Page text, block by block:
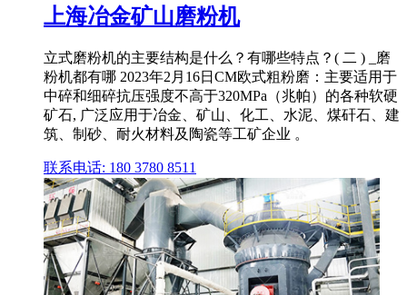
上海冶金矿山磨粉机
立式磨粉机的主要结构是什么？有哪些特点？( 二 ) _磨
粉机都有哪 2023年2月16日CM欧式粗粉磨：主要适用于
中碎和细碎抗压强度不高于320MPa（兆帕）的各种软硬
矿石, 广泛应用于冶金、矿山、化工、水泥、煤矸石、建
筑、制砂、耐火材料及陶瓷等工矿企业 。
联系电话: 180 3780 8511